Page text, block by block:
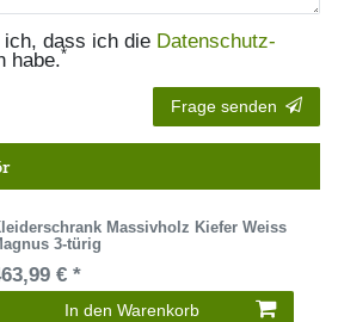
ich, dass ich die Daten­schutz­
habe.*
Frage senden
Massivholz Kiefer Weiss
3-türig
€ *
In den Warenkorb